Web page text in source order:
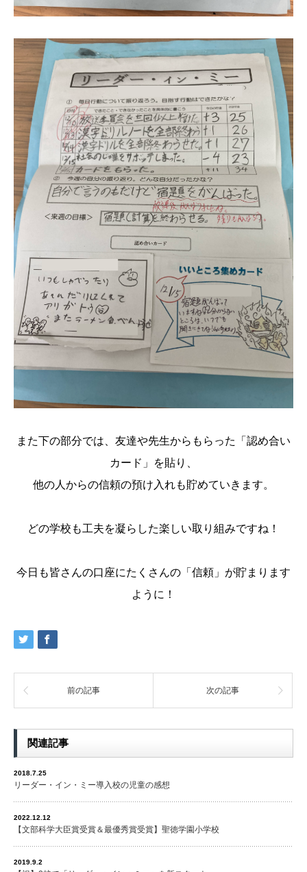
また下の部分では、友達や先生からもらった「認め合い
カード」を貼り、
他の人からの信頼の預け入れも貯めていきます。
どの学校も工夫を凝らした楽しい取り組みですね！
今日も皆さんの口座にたくさんの「信頼」が貯まります
ように！
前の記事 次の記事
関連記事
2018.7.25
リーダー・イン・ミー導入校の児童の感想
2022.12.12
【文部科学大臣賞受賞＆最優秀賞受賞】聖徳学園小学校
2019.9.2